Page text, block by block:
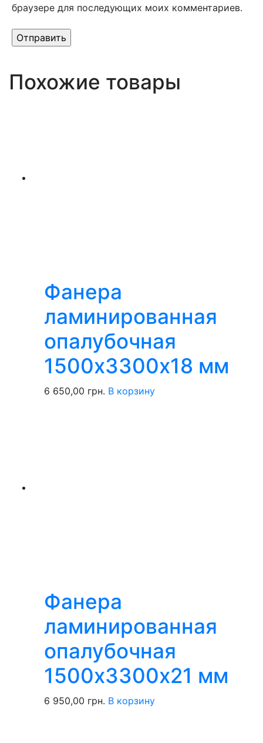
браузере для последующих моих комментариев.
Похожие товары
Фанера
ламинированная
опалубочная
1500х3300х18 мм
6 650,00 грн. В корзину
Фанера
ламинированная
опалубочная
1500х3300х21 мм
6 950,00 грн. В корзину